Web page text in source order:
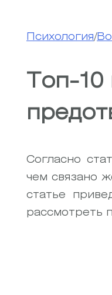
Психология/
Топ-
Согласно
чем связано
статье
рассмотреть